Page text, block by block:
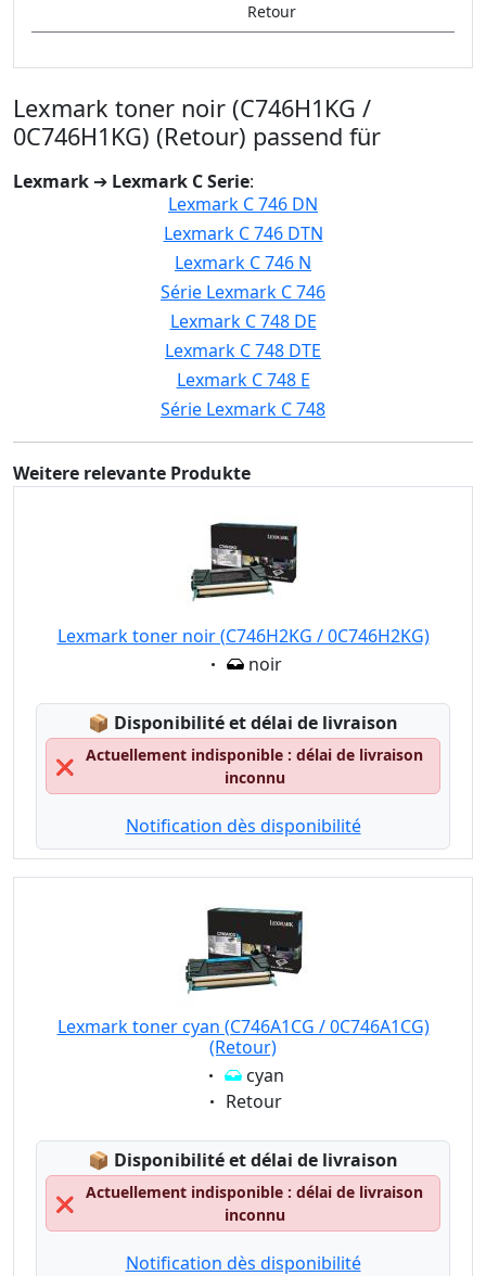
Retour
Lexmark toner noir (C746H1KG /
0C746H1KG) (Retour) passend für
Lexmark ➔ Lexmark C Serie:
Lexmark C 746 DN
Lexmark C 746 DTN
Lexmark C 746 N
Série Lexmark C 746
Lexmark C 748 DE
Lexmark C 748 DTE
Lexmark C 748 E
Série Lexmark C 748
Weitere relevante Produkte
Lexmark toner noir (C746H2KG / 0C746H2KG)
Eigenschaft:
noir
📦 Lagerstatus:
Disponibilité et délai de livraison
❌
Actuellement indisponible : délai de livraison
inconnu
Notification dès disponibilité
Lexmark toner cyan (C746A1CG / 0C746A1CG)
(Retour)
Eigenschaft:
cyan
Eigenschaft:
Retour
📦 Lagerstatus:
Disponibilité et délai de livraison
❌
Actuellement indisponible : délai de livraison
inconnu
Notification dès disponibilité